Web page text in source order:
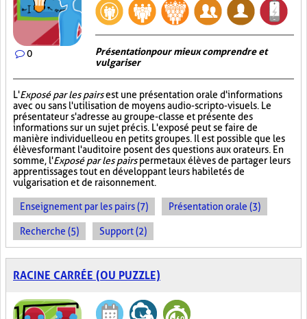
0
Présentation pour mieux comprendre et
vulgariser
L'Exposé par les pairsest une présentation orale d'informations
avec ou sans l'utilisation de moyens audio-scripto-visuels. Le
présentateur s'adresse au groupe-classe et présente des
informations sur un sujet précis. L'exposé peut se faire de
manière individuelle ou en petits groupes. Il est possible que les
élèves formant l'auditoire posent des questions aux orateurs. En
somme, l'Exposé par les pairspermet aux élèves de partager leurs
apprentissages tout en développant leurs habiletés de
vulgarisation et de raisonnement.
Enseignement par les pairs (7) Présentation orale (3)
Recherche (5) Support (2)
RACINE CARRÉE (OU PUZZLE)